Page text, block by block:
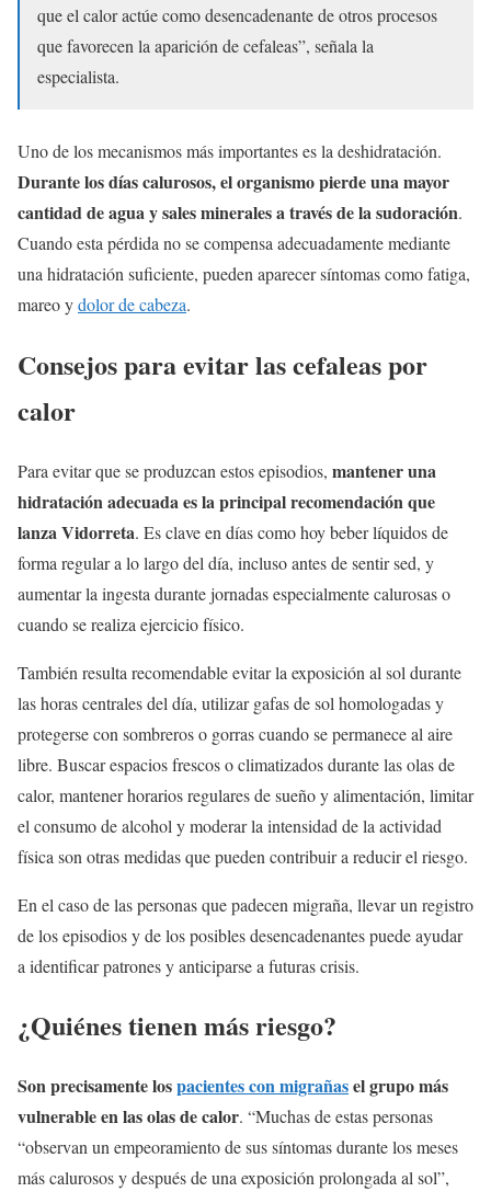
que el calor actúe como desencadenante de otros procesos
que favorecen la aparición de cefaleas”, señala la
especialista.
Uno de los mecanismos más importantes es la deshidratación.
Durante los días calurosos, el organismo pierde una mayor
cantidad de agua y sales minerales a través de la sudoración.
Cuando esta pérdida no se compensa adecuadamente mediante
una hidratación suficiente, pueden aparecer síntomas como fatiga,
mareo ydolor de cabeza.
Consejos para evitar las cefaleas por
calor
Para evitar que se produzcan estos episodios, mantener una
hidratación adecuada es la principal recomendación que
lanza Vidorreta. Es clave en días como hoy beber líquidos de
forma regular a lo largo del día, incluso antes de sentir sed, y
aumentar la ingesta durante jornadas especialmente calurosas o
cuando se realiza ejercicio físico.
También resulta recomendable evitar la exposición al sol durante
las horas centrales del día, utilizar gafas de sol homologadas y
protegerse con sombreros o gorras cuando se permanece al aire
libre. Buscar espacios frescos o climatizados durante las olas de
calor, mantener horarios regulares de sueño y alimentación, limitar
el consumo de alcohol y moderar la intensidad de la actividad
física son otras medidas que pueden contribuir a reducir el riesgo.
En el caso de las personas que padecen migraña, llevar un registro
de los episodios y de los posibles desencadenantes puede ayudar
a identificar patrones y anticiparse a futuras crisis.
¿Quiénes tienen más riesgo?
Son precisamente lospacientes con migrañasel grupo más
vulnerable en las olas de calor. “Muchas de estas personas
“observan un empeoramiento de sus síntomas durante los meses
más calurosos y después de una exposición prolongada al sol”,